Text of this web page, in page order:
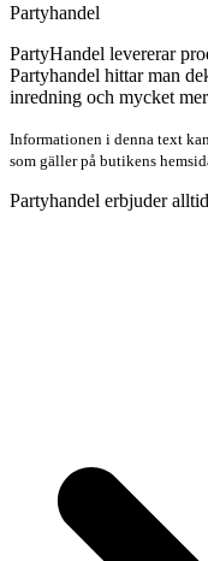
Partyhandel
PartyHandel levererar
Partyhandel hittar man
inredning och mycket
Informationen i denna text
som gäller på butikens
Partyhandel erbjuder